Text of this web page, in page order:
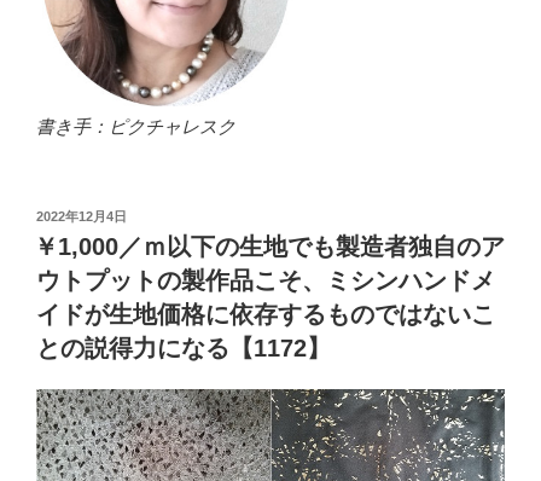
書き手：ピクチャレスク
投
稿
日:
2022年12月4日
￥1,000／ｍ以下の生地でも製造者独自のア
ウトプットの製作品こそ、ミシンハンドメ
イドが生地価格に依存するものではないこ
との説得力になる【1172】